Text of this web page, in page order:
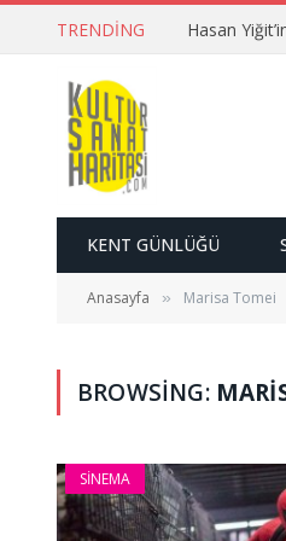
TRENDING Hasan
KENT GÜNLÜĞÜ
Anasayfa » Marisa Tomei
BROWSING:
SINEMA